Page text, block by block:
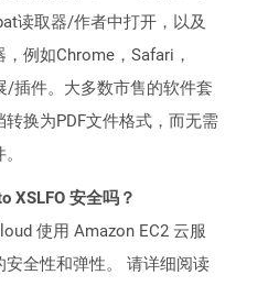
读取器/作者中打开，以及
例如Chrome，Safari，
/插件。大多数市售的软件套
换为PDF文件格式，而无需
XSLFO 安全吗？
使用 Amazon EC2 云服
安全性和弹性。 请详细阅读